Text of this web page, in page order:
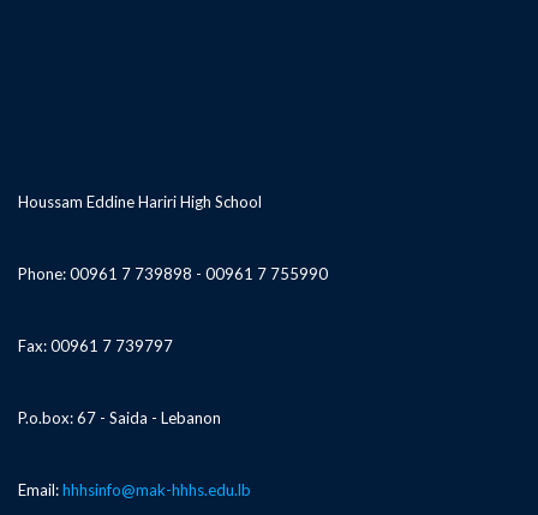
Houssam Eddine Hariri High School
Phone: 00961 7 739898 - 00961 7 755990
Fax: 00961 7 739797
P.o.box: 67 - Saida - Lebanon
Email:hhhsinfo@mak-hhhs.edu.lb